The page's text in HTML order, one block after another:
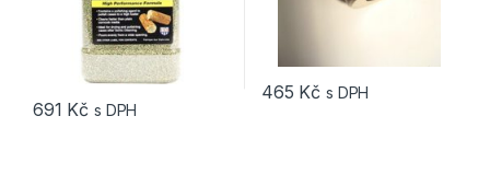
691 Kč s DPH
465 Kč s DPH